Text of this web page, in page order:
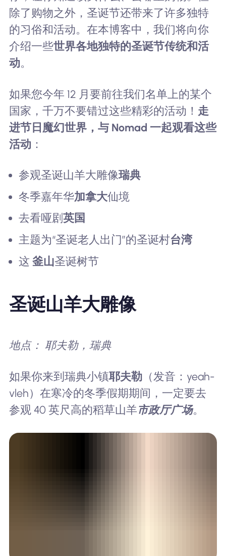
除了购物之外，圣诞节还带来了许多独特
的习俗和活动。在本博客中，我们将向你
介绍一些世界各地独特的圣诞节传统和活
动。
如果您今年 12 月要前往我们名单上的某个
国家，千万不要错过这些精彩的活动！ 走
进节日魔幻世界，与 Nomad 一起观看这些
活动 ：
参观圣诞山羊大雕像瑞典
冬季嘉年华加拿大仙境
去看哑剧英国
主题为“圣诞老人出门”的圣诞村台湾
这釜山圣诞树节
圣诞山羊大雕像
地点： 耶夫勒，瑞典
如果你来到瑞典小镇耶夫勒（发音：yeah-
vleh）在寒冷的冬季假期期间，一定要去
参观 40 英尺高的稻草山羊市政厅广场。